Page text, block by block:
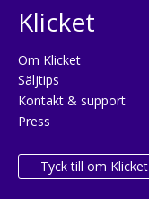
Klicket
Om Klicket
Säljtips
Kontakt & support
Press
Tyck till om Klicket